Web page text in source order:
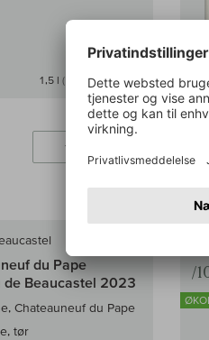
1,5 l (1.176,00 DKK /l)
Læg i kurv
Til
du Pape
de Beaucastel 2023
Chateauneuf du Pape
tør
/